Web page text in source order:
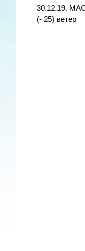
30.12.19.
(- 25) ветер